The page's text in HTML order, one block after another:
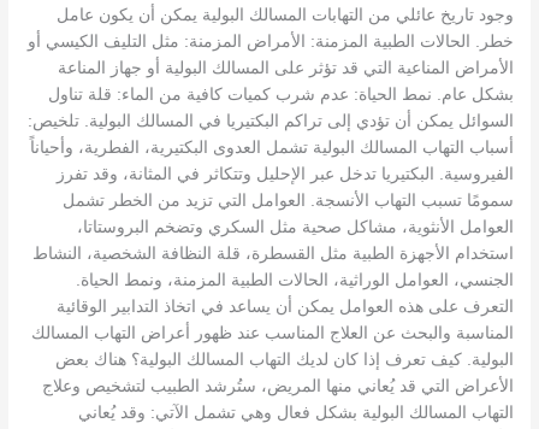
وجود تاريخ عائلي من التهابات المسالك البولية يمكن أن يكون عامل
خطر. الحالات الطبية المزمنة: الأمراض المزمنة: مثل التليف الكيسي أو
الأمراض المناعية التي قد تؤثر على المسالك البولية أو جهاز المناعة
بشكل عام. نمط الحياة: عدم شرب كميات كافية من الماء: قلة تناول
السوائل يمكن أن تؤدي إلى تراكم البكتيريا في المسالك البولية. تلخيص:
أسباب التهاب المسالك البولية تشمل العدوى البكتيرية، الفطرية، وأحياناً
الفيروسية. البكتيريا تدخل عبر الإحليل وتتكاثر في المثانة، وقد تفرز
سمومًا تسبب التهاب الأنسجة. العوامل التي تزيد من الخطر تشمل
العوامل الأنثوية، مشاكل صحية مثل السكري وتضخم البروستاتا،
استخدام الأجهزة الطبية مثل القسطرة، قلة النظافة الشخصية، النشاط
الجنسي، العوامل الوراثية، الحالات الطبية المزمنة، ونمط الحياة.
التعرف على هذه العوامل يمكن أن يساعد في اتخاذ التدابير الوقائية
المناسبة والبحث عن العلاج المناسب عند ظهور أعراض التهاب المسالك
البولية. كيف تعرف إذا كان لديك التهاب المسالك البولية؟ هناك بعض
الأعراض التي قد يُعاني منها المريض، ستُرشد الطبيب لتشخيص وعلاج
التهاب المسالك البولية بشكل فعال وهي تشمل الآتي: وقد يُعاني